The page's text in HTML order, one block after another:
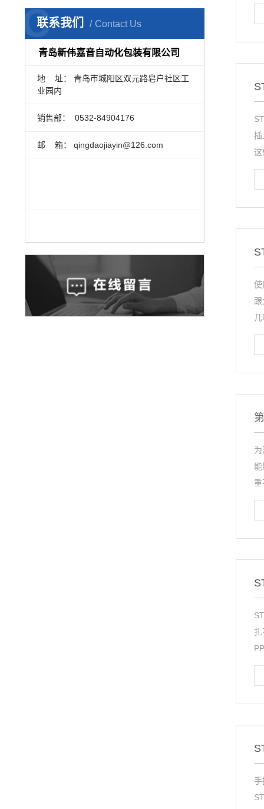
联系我们 Contact Us
C
青岛新伟嘉音自动化包装有限公司
地 址： 青岛市城阳区双元路皂户社区工
业园内
销售部： 0532-84904176
邮 箱： qingdaojiayin@126.com
插
这
使
手